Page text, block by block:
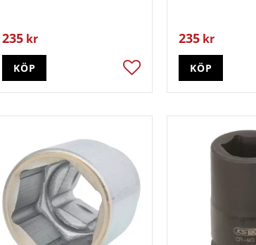
235 kr
Lägg till i favoriter
KÖP
235 kr
KÖP